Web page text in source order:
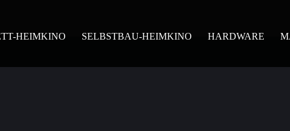
HEIMKINO SELBSTBAU-HEIMKINO HARDWARE